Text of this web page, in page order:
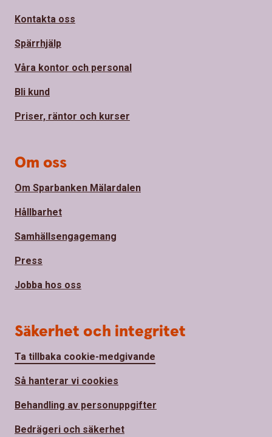
Kontakta oss
Spärrhjälp
Våra kontor och personal
Bli kund
Priser, räntor och kurser
Om oss
Om Sparbanken Mälardalen
Hållbarhet
Samhällsengagemang
Press
Jobba hos oss
Säkerhet och integritet
Ta tillbaka cookie-medgivande
Så hanterar vi cookies
Behandling av personuppgifter
Bedrägeri och säkerhet